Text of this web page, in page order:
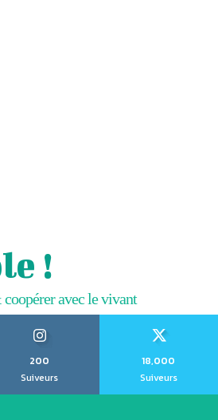
!
avec le vivant
200
Suiveurs
18,000
Suiveurs